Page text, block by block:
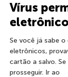
Vírus
Se você já sabe
eletrônicos,
cartão a salvo.
prosseguir. Ir ao